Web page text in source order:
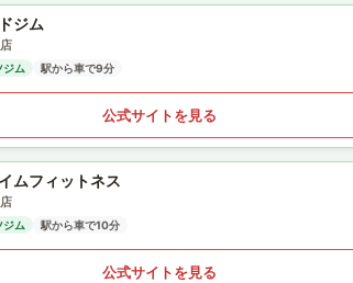
ジム
ジム 駅から車で9分
公式サイトを見る
ムフィットネス
ジム 駅から車で10分
公式サイトを見る